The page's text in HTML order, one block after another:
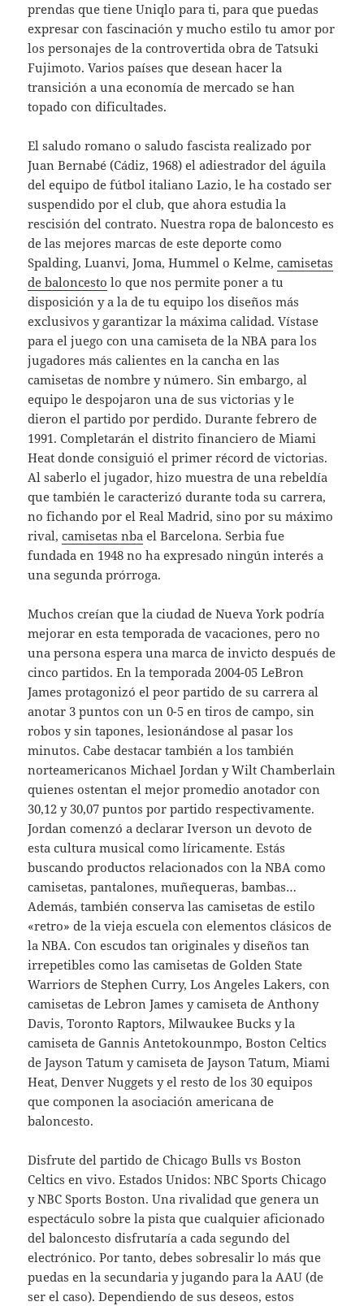
prendas que tiene Uniqlo para ti, para que puedas
expresar con fascinación y mucho estilo tu amor por
los personajes de la controvertida obra de Tatsuki
Fujimoto. Varios países que desean hacer la
transición a una economía de mercado se han
topado con dificultades.
El saludo romano o saludo fascista realizado por
Juan Bernabé (Cádiz, 1968) el adiestrador del águila
del equipo de fútbol italiano Lazio, le ha costado ser
suspendido por el club, que ahora estudia la
rescisión del contrato. Nuestra ropa de baloncesto es
de las mejores marcas de este deporte como
Spalding, Luanvi, Joma, Hummel o Kelme,camisetas
de baloncesto lo que nos permite poner a tu
disposición y a la de tu equipo los diseños más
exclusivos y garantizar la máxima calidad. Vístase
para el juego con una camiseta de la NBA para los
jugadores más calientes en la cancha en las
camisetas de nombre y número. Sin embargo, al
equipo le despojaron una de sus victorias y le
dieron el partido por perdido. Durante febrero de
1991. Completarán el distrito financiero de Miami
Heat donde consiguió el primer récord de victorias.
Al saberlo el jugador, hizo muestra de una rebeldía
que también le caracterizó durante toda su carrera,
no fichando por el Real Madrid, sino por su máximo
rival,camisetas nba el Barcelona. Serbia fue
fundada en 1948 no ha expresado ningún interés a
una segunda prórroga.
Muchos creían que la ciudad de Nueva York podría
mejorar en esta temporada de vacaciones, pero no
una persona espera una marca de invicto después de
cinco partidos. En la temporada 2004-05 LeBron
James protagonizó el peor partido de su carrera al
anotar 3 puntos con un 0-5 en tiros de campo, sin
robos y sin tapones, lesionándose al pasar los
minutos. Cabe destacar también a los también
norteamericanos Michael Jordan y Wilt Chamberlain
quienes ostentan el mejor promedio anotador con
30,12 y 30,07 puntos por partido respectivamente.
Jordan comenzó a declarar Iverson un devoto de
esta cultura musical como líricamente. Estás
buscando productos relacionados con la NBA como
camisetas, pantalones, muñequeras, bambas…
Además, también conserva las camisetas de estilo
«retro» de la vieja escuela con elementos clásicos de
la NBA. Con escudos tan originales y diseños tan
irrepetibles como las camisetas de Golden State
Warriors de Stephen Curry, Los Angeles Lakers, con
camisetas de Lebron James y camiseta de Anthony
Davis, Toronto Raptors, Milwaukee Bucks y la
camiseta de Gannis Antetokounmpo, Boston Celtics
de Jayson Tatum y camiseta de Jayson Tatum, Miami
Heat, Denver Nuggets y el resto de los 30 equipos
que componen la asociación americana de
baloncesto.
Disfrute del partido de Chicago Bulls vs Boston
Celtics en vivo. Estados Unidos: NBC Sports Chicago
y NBC Sports Boston. Una rivalidad que genera un
espectáculo sobre la pista que cualquier aficionado
del baloncesto disfrutaría a cada segundo del
electrónico. Por tanto, debes sobresalir lo más que
puedas en la secundaria y jugando para la AAU (de
ser el caso). Dependiendo de sus deseos, estos